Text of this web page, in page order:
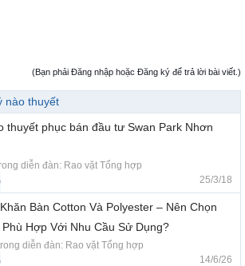
(Bạn phải Đăng nhập hoặc Đăng ký để trả lời bài viết.)
nào thuyết
thuyết phục bán đầu tư Swan Park Nhơn
diễn đàn: Rao vặt Tổng hợp
25/3/18
Bàn Cotton Và Polyester – Nên Chọn
Phù Hợp Với Nhu Cầu Sử Dụng?
diễn đàn: Rao vặt Tổng hợp
14/6/26